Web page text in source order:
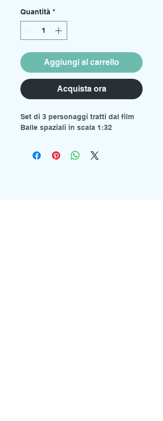
Quantità *
Aggiungi al carrello
Acquista ora
Set di 3 personaggi tratti dal film
Balle spaziali in scala 1:32